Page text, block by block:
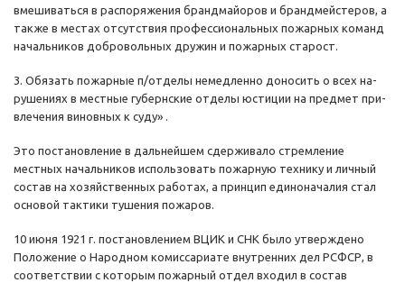
вмешиваться в распоряжения брандмайоров и брандмейстеров, а
также в местах отсутствия профессиональных пожарных команд
начальников добровольных дружин и пожарных старост.
3. Обязать пожарные п/отделы немедленно доносить о всех на-
рушениях в местные губернские отделы юстиции на предмет при-
влечения виновных к суду» .
Это постановление в дальнейшем сдерживало стремление
местных начальников использовать пожарную технику и личный
состав на хозяйственных работах, а принцип единоначалия стал
основой тактики тушения пожаров.
10 июня 1921 г. постановлением ВЦИК и СНК было утверждено
Положение о Народном комиссариате внутренних дел РСФСР, в
соответствии с которым пожарный отдел входил в состав